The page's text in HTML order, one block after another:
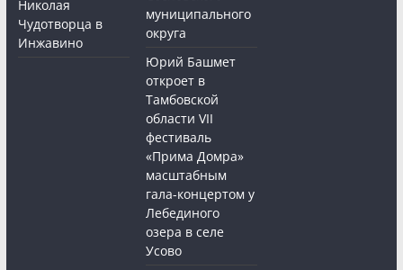
Николая
Чудотворца в
Инжавино
муниципального
округа
Юрий Башмет
откроет в
Тамбовской
области VII
фестиваль
«Прима Домра»
масштабным
гала-концертом у
Лебединого
озера в селе
Усово